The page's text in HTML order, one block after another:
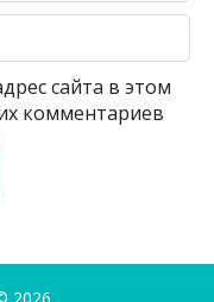
сайта в этом
комментариев